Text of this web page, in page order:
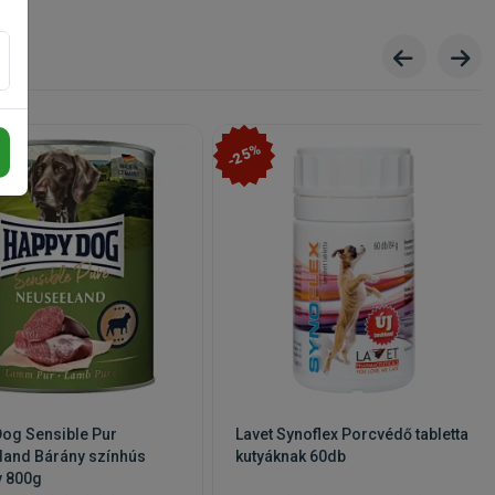
Rice
Sensible Pur
Bárány színhús
800g
-25%
Lavet Synoflex Porcvédő tabletta
kutyáknak 60db